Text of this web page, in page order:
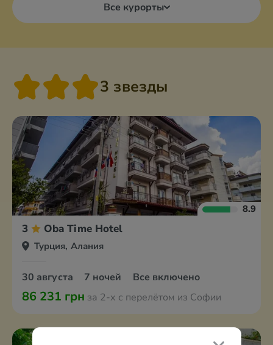
Все курорты
3 звезды
8.9
3 Oba Time Hotel
Турция, Алания
30 августа 7 ночей Все включено
86 231 грн за 2-х с перелётом из Софии